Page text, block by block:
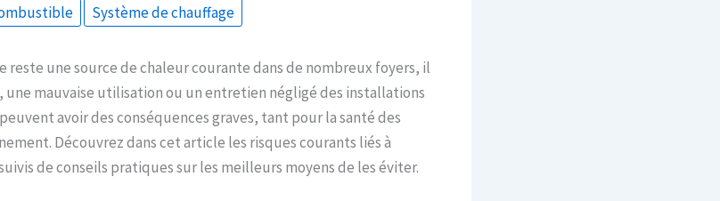
Système de chauffage
reste une source de chaleur courante dans de nombreux foyers, il
une mauvaise utilisation ou un entretien négligé des installations
avoir des conséquences graves, tant pour la santé des
Découvrez dans cet article les risques courants liés à
de conseils pratiques sur les meilleurs moyens de les éviter.